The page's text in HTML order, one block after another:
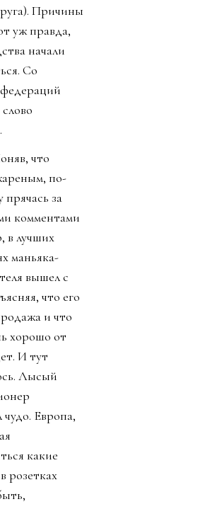
Причины
уж правда,
начали
Со
слово
что
по-
за
комментами
в лучших
маньяка-
вышел с
что его
и что
хорошо от
И тут
Лысый
Европа,
какие
розетках